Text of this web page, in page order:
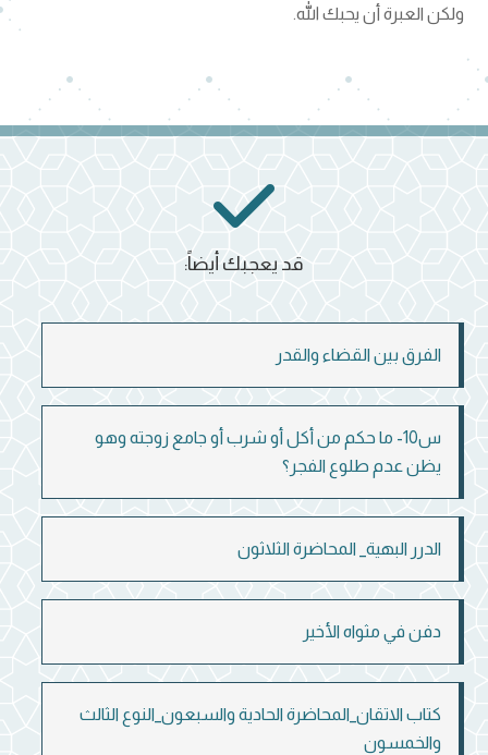
ولكن العبرة أن يحبك الله.
الفرق بين القضاء والقدر
س10- ما حكم من أكل أو شرب أو جامع زوجته وهو
يظن عدم طلوع الفجر؟
الدرر البهية_ المحاضرة الثلاثون
دفن في مثواه الأخير
كتاب الاتقان_المحاضرة الحادية والسبعون_النوع الثالث
والخمسون
قد يعجبك أيضاً: